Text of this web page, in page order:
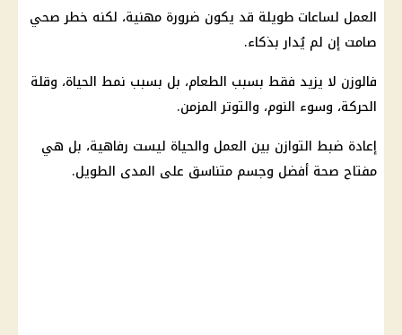
العمل لساعات طويلة قد يكون ضرورة مهنية، لكنه خطر صحي
صامت إن لم يُدار بذكاء.
فالوزن لا يزيد فقط بسبب الطعام، بل بسبب نمط الحياة، وقلة
الحركة، وسوء النوم، والتوتر المزمن.
إعادة ضبط التوازن بين العمل والحياة ليست رفاهية، بل هي
مفتاح صحة أفضل وجسم متناسق على المدى الطويل.